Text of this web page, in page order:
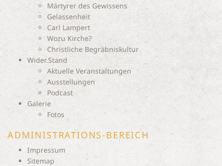
Märtyrer des Gewissens
Gelassenheit
Carl Lampert
Wozu Kirche?
Christliche Begräbniskultur
Wider.Stand
Aktuelle Veranstaltungen
Ausstellungen
Podcast
Galerie
Fotos
ADMINISTRATIONS-BEREICH
Impressum
Sitemap